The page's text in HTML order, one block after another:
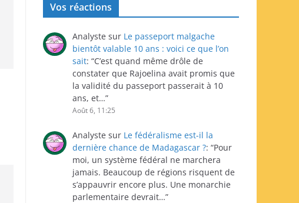
Vos réactions
Analyste sur Le passeport malgache
bientôt valable 10 ans : voici ce que l’on
sait: “C’est quand même drôle de
constater que Rajoelina avait promis que
la validité du passeport passerait à 10
ans, et…”
Août 6, 11:25
Analyste sur Le fédéralisme est-il la
dernière chance de Madagascar ?: “Pour
moi, un système fédéral ne marchera
jamais. Beaucoup de régions risquent de
s’appauvrir encore plus. Une monarchie
parlementaire devrait…”